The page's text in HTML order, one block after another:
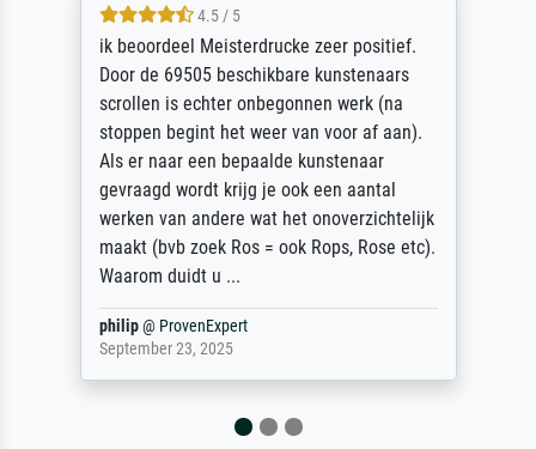
4.5 / 5
ik beoordeel Meisterdrucke zeer positief.
Door de 69505 beschikbare kunstenaars
scrollen is echter onbegonnen werk (na
stoppen begint het weer van voor af aan).
Als er naar een bepaalde kunstenaar
gevraagd wordt krijg je ook een aantal
werken van andere wat het onoverzichtelijk
maakt (bvb zoek Ros = ook Rops, Rose etc).
Waarom duidt u ...
philip@ProvenExpert
September 23, 2025